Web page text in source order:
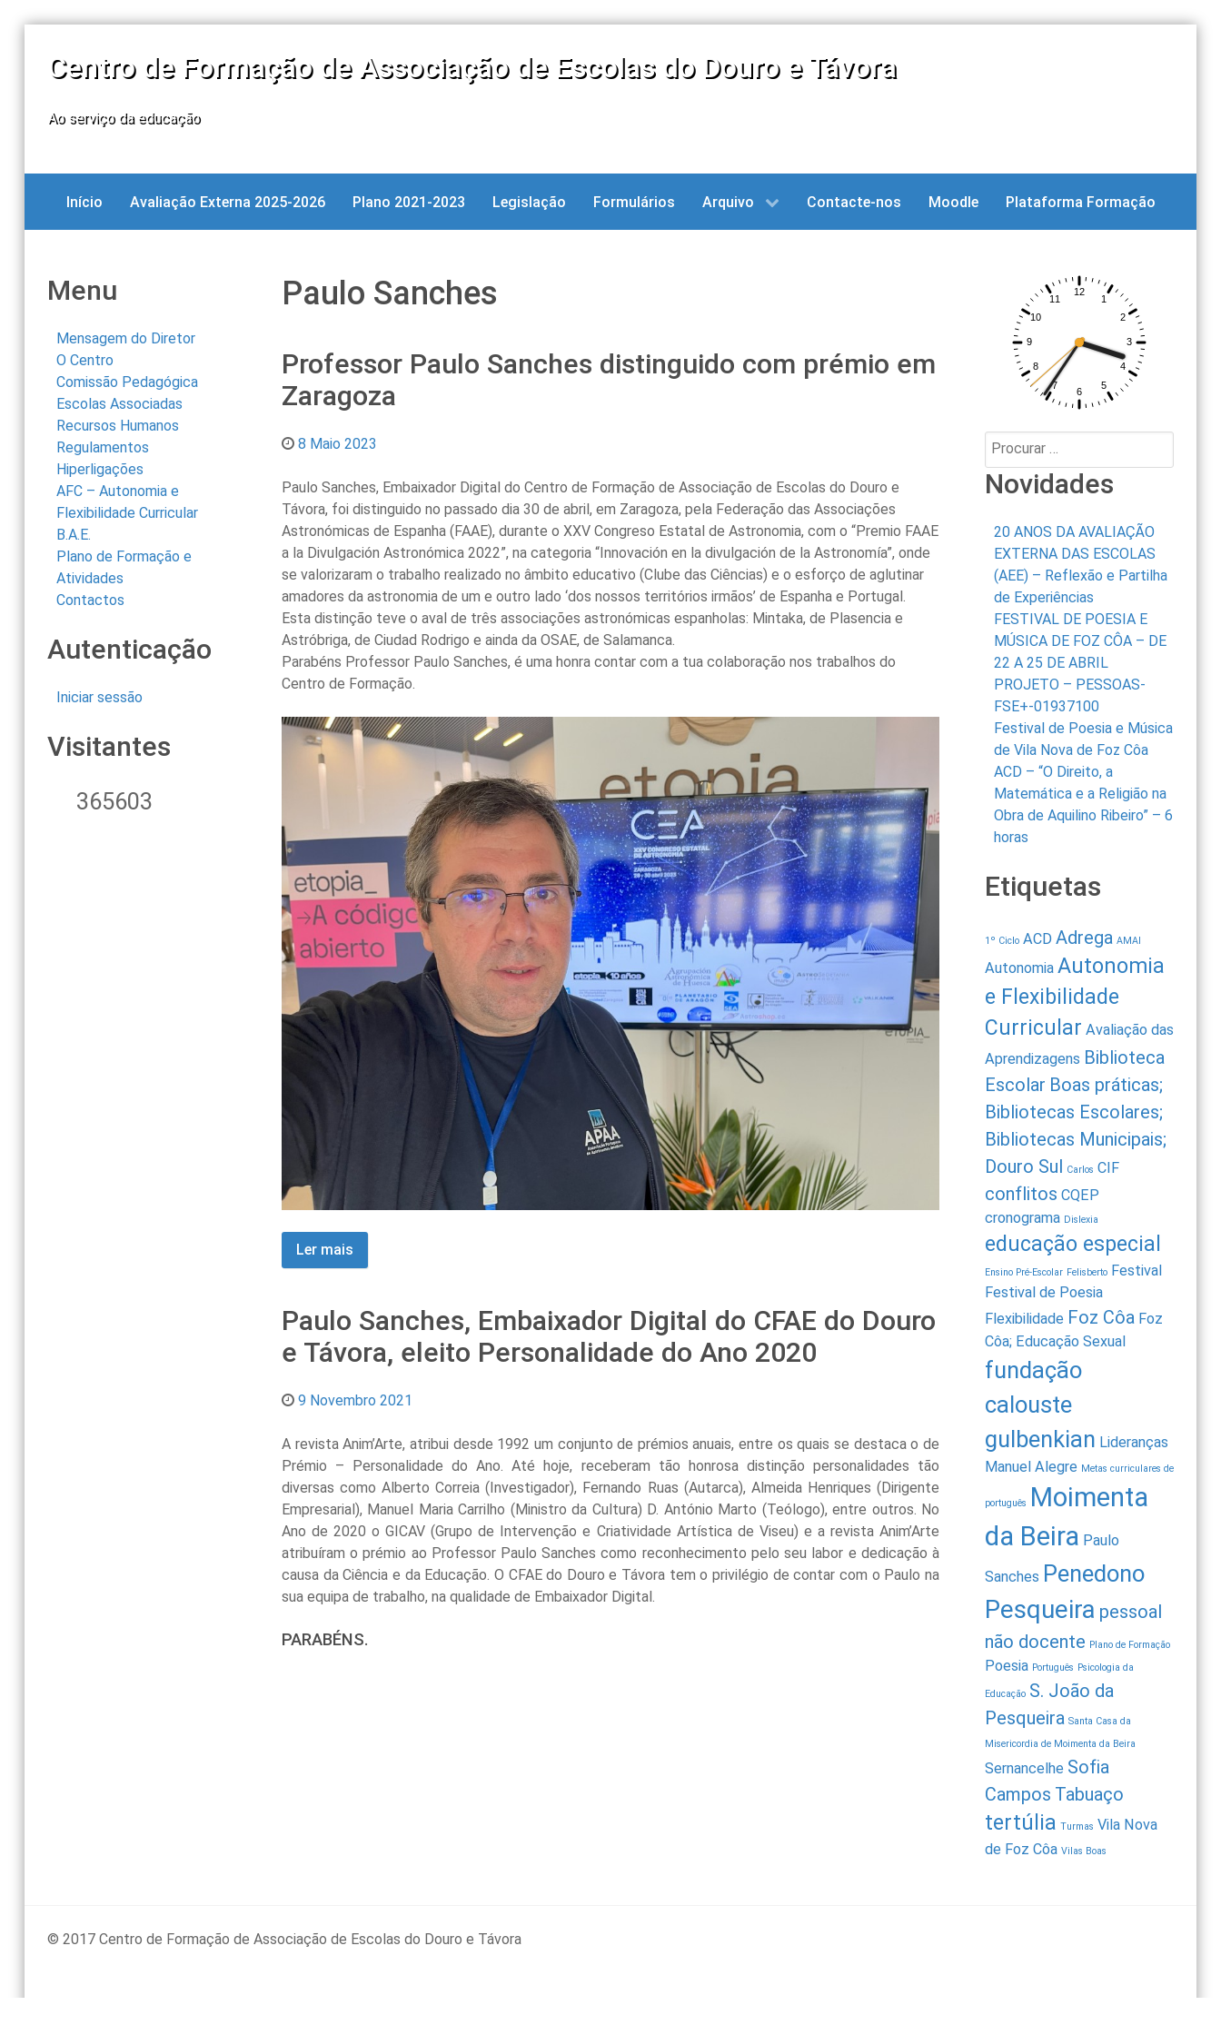
Centro de Formação de Associação de Escolas do Douro e Távora
Ao serviço da educação
Início Avaliação Externa 2025-2026 Plano 2021-2023 Legislação Formulários Arquivo Contacte-nos Moodle Plataforma Formação
Menu
Mensagem do Diretor
O Centro
Comissão Pedagógica
Escolas Associadas
Recursos Humanos
Regulamentos
Hiperligações
AFC – Autonomia e
Flexibilidade Curricular
B.A.E.
Plano de Formação e
Atividades
Contactos
Autenticação
Iniciar sessão
Visitantes
365603
Paulo Sanches
Professor Paulo Sanches distinguido com prémio em
Zaragoza
8 Maio 2023
Paulo Sanches, Embaixador Digital do Centro de Formação de Associação de Escolas do Douro e
Távora, foi distinguido no passado dia 30 de abril, em Zaragoza, pela Federação das Associações
Astronómicas de Espanha (FAAE), durante o XXV Congreso Estatal de Astronomia, com o “Premio FAAE
a la Divulgación Astronómica 2022”, na categoria “Innovación en la divulgación de la Astronomía”, onde
se valorizaram o trabalho realizado no âmbito educativo (Clube das Ciências) e o esforço de aglutinar
amadores da astronomia de um e outro lado ‘dos nossos territórios irmãos’ de Espanha e Portugal.
Esta distinção teve o aval de três associações astronómicas espanholas: Mintaka, de Plasencia e
Astróbriga, de Ciudad Rodrigo e ainda da OSAE, de Salamanca.
Parabéns Professor Paulo Sanches, é uma honra contar com a tua colaboração nos trabalhos do
Centro de Formação.
Ler mais
Paulo Sanches, Embaixador Digital do CFAE do Douro
e Távora, eleito Personalidade do Ano 2020
9 Novembro 2021
A revista Anim’Arte, atribui desde 1992 um conjunto de prémios anuais, entre os quais se destaca o de
Prémio – Personalidade do Ano. Até hoje, receberam tão honrosa distinção personalidades tão
diversas como Alberto Correia (Investigador), Fernando Ruas (Autarca), Almeida Henriques (Dirigente
Empresarial), Manuel Maria Carrilho (Ministro da Cultura) D. António Marto (Teólogo), entre outros. No
Ano de 2020 o GICAV (Grupo de Intervenção e Criatividade Artística de Viseu) e a revista Anim’Arte
atribuíram o prémio ao Professor Paulo Sanches como reconhecimento pelo seu labor e dedicação à
causa da Ciência e da Educação. O CFAE do Douro e Távora tem o privilégio de contar com o Paulo na
sua equipa de trabalho, na qualidade de Embaixador Digital.
PARABÉNS.
Procurar:
Novidades
20 ANOS DA AVALIAÇÃO
EXTERNA DAS ESCOLAS
(AEE) – Reflexão e Partilha
de Experiências
FESTIVAL DE POESIA E
MÚSICA DE FOZ CÔA – DE
22 A 25 DE ABRIL
PROJETO – PESSOAS-
FSE+-01937100
Festival de Poesia e Música
de Vila Nova de Foz Côa
ACD – “O Direito, a
Matemática e a Religião na
Obra de Aquilino Ribeiro” – 6
horas
Etiquetas
1º Ciclo ACD Adrega AMAI
Autonomia Autonomia
e Flexibilidade
Curricular Avaliação das
Aprendizagens Biblioteca
Escolar Boas práticas;
Bibliotecas Escolares;
Bibliotecas Municipais;
Douro Sul Carlos CIF
conflitos CQEP
cronograma Dislexia
educação especial
Ensino Pré-Escolar Felisberto Festival
Festival de Poesia
Flexibilidade Foz Côa Foz
Côa; Educação Sexual
fundação
calouste
gulbenkian Lideranças
Manuel Alegre Metas curriculares de
português Moimenta
da Beira Paulo
Sanches Penedono
Pesqueira pessoal
não docente Plano de Formação
Poesia Português Psicologia da
Educação S. João da
Pesqueira Santa Casa da
Misericordia de Moimenta da Beira
Sernancelhe Sofia
Campos Tabuaço
tertúlia Turmas Vila Nova
de Foz Côa Vilas Boas
© 2017 Centro de Formação de Associação de Escolas do Douro e Távora